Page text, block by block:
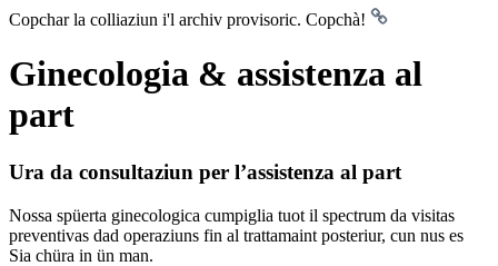
Copchar la colliaziun i'l archiv provisoric. Copchà!
Ginecologia & assistenza al
part
Ura da consultaziun per l’assistenza al part
Nossa spüerta ginecologica cumpiglia tuot il spectrum da visitas
preventivas dad operaziuns fin al trattamaint posteriur, cun nus es
Sia chüra in ün man.